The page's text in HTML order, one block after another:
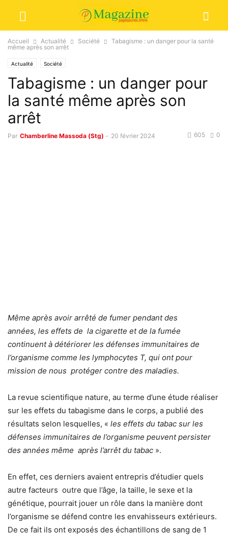
Accueil Actualité Société
Tabagisme : un danger pour la santé
même après son arrêt
Actualité Société
Tabagisme : un danger pour
la santé même après son
arrêt
Par Chamberline Massoda (Stg) - 20 février 2024 0
605
Même après avoir arrêté de fumer pendant des
années, les effets de la cigarette et de la fumée
continuent à détériorer les défenses immunitaires de
l’organisme comme les lymphocytes T, qui ont pour
mission de nous protéger contre des maladies.
La revue scientifique nature, au terme d’une étude réaliser
sur les effets du tabagisme dans le corps, a publié des
résultats selon lesquelles, « les effets du tabac sur les
défenses immunitaires de l’organisme peuvent persister
des années même après l’arrêt du tabac ».
En effet, ces derniers avaient entrepris d’étudier quels
autre facteurs outre que l’âge, la taille, le sexe et la
génétique, pourrait jouer un rôle dans la manière dont
l’organisme se défend contre les envahisseurs extérieurs.
De ce fait ils ont exposés des échantillons de sang de 1